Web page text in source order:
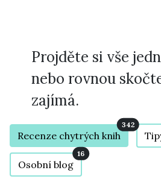
Projděte si vše
nebo rovnou
zajímá.
Recenze chytrých knih
342
Osobní blog
16